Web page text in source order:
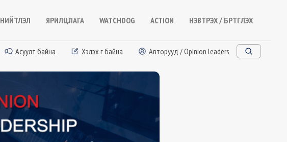
НИЙТЛЭЛ ЯРИЛЦЛАГА WATCHDOG ACTION НЭВТРЭХ / БҮРТГҮҮЛЭХ
Асуулт байна Хэлэх үг байна Авторууд / Opinion leaders